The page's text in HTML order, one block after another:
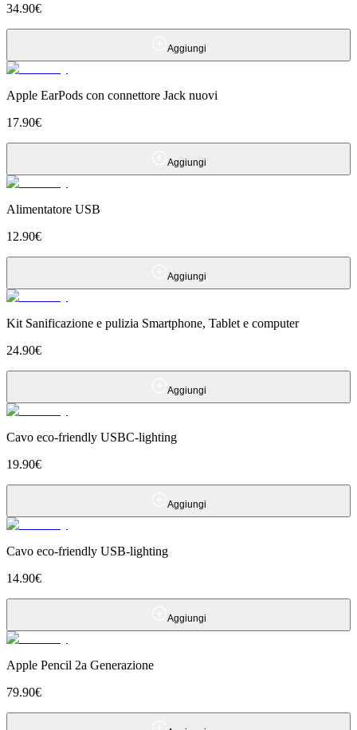
34.90€
Aggiungi
Apple EarPods con connettore Jack nuovi
17.90€
Aggiungi
Alimentatore USB
12.90€
Aggiungi
Kit Sanificazione e pulizia Smartphone, Tablet e computer
24.90€
Aggiungi
Cavo eco-friendly USBC-lighting
19.90€
Aggiungi
Cavo eco-friendly USB-lighting
14.90€
Aggiungi
Apple Pencil 2a Generazione
79.90€